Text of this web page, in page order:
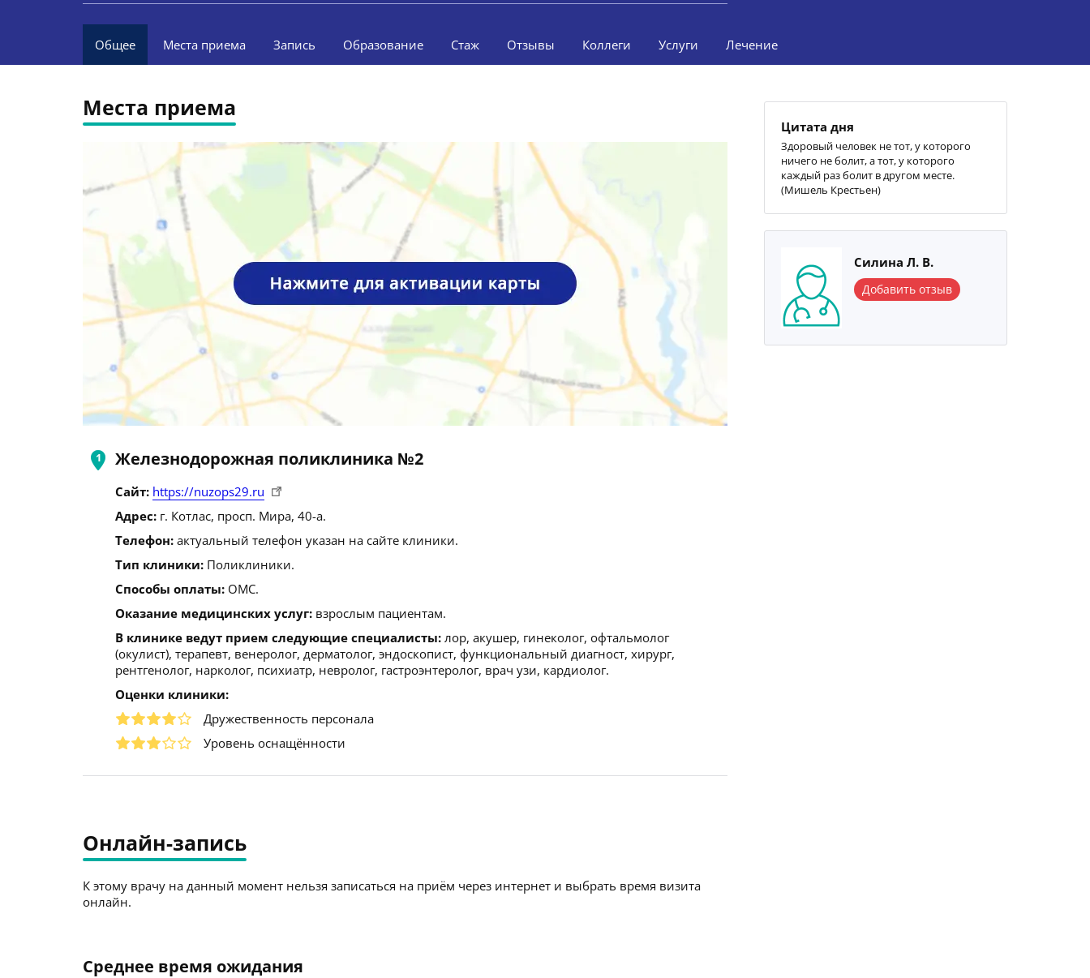
Общее Места приема Запись Образование Стаж Отзывы Коллеги Услуги Лечение
Места приема
Железнодорожная поликлиника №2
Сайт: https://nuzops29.ru
Адрес: г. Котлас, просп. Мира, 40-а.
Телефон: актуальный телефон указан на сайте клиники.
Тип клиники: Поликлиники.
Способы оплаты: ОМС.
Оказание медицинских услуг: взрослым пациентам.
В клинике ведут прием следующие специалисты: лор, акушер, гинеколог, офтальмолог
(окулист), терапевт, венеролог, дерматолог, эндоскопист, функциональный диагност, хирург,
рентгенолог, нарколог, психиатр, невролог, гастроэнтеролог, врач узи, кардиолог.
Оценки клиники:
Дружественность персонала
Уровень оснащённости
Онлайн-запись
К этому врачу на данный момент нельзя записаться на приём через интернет и выбрать время визита
онлайн.
Среднее время ожидания
Цитата дня
Здоровый человек не тот, у которого
ничего не болит, а тот, у которого
каждый раз болит в другом месте.
(Мишель Крестьен)
Силина Л. В.
Добавить отзыв